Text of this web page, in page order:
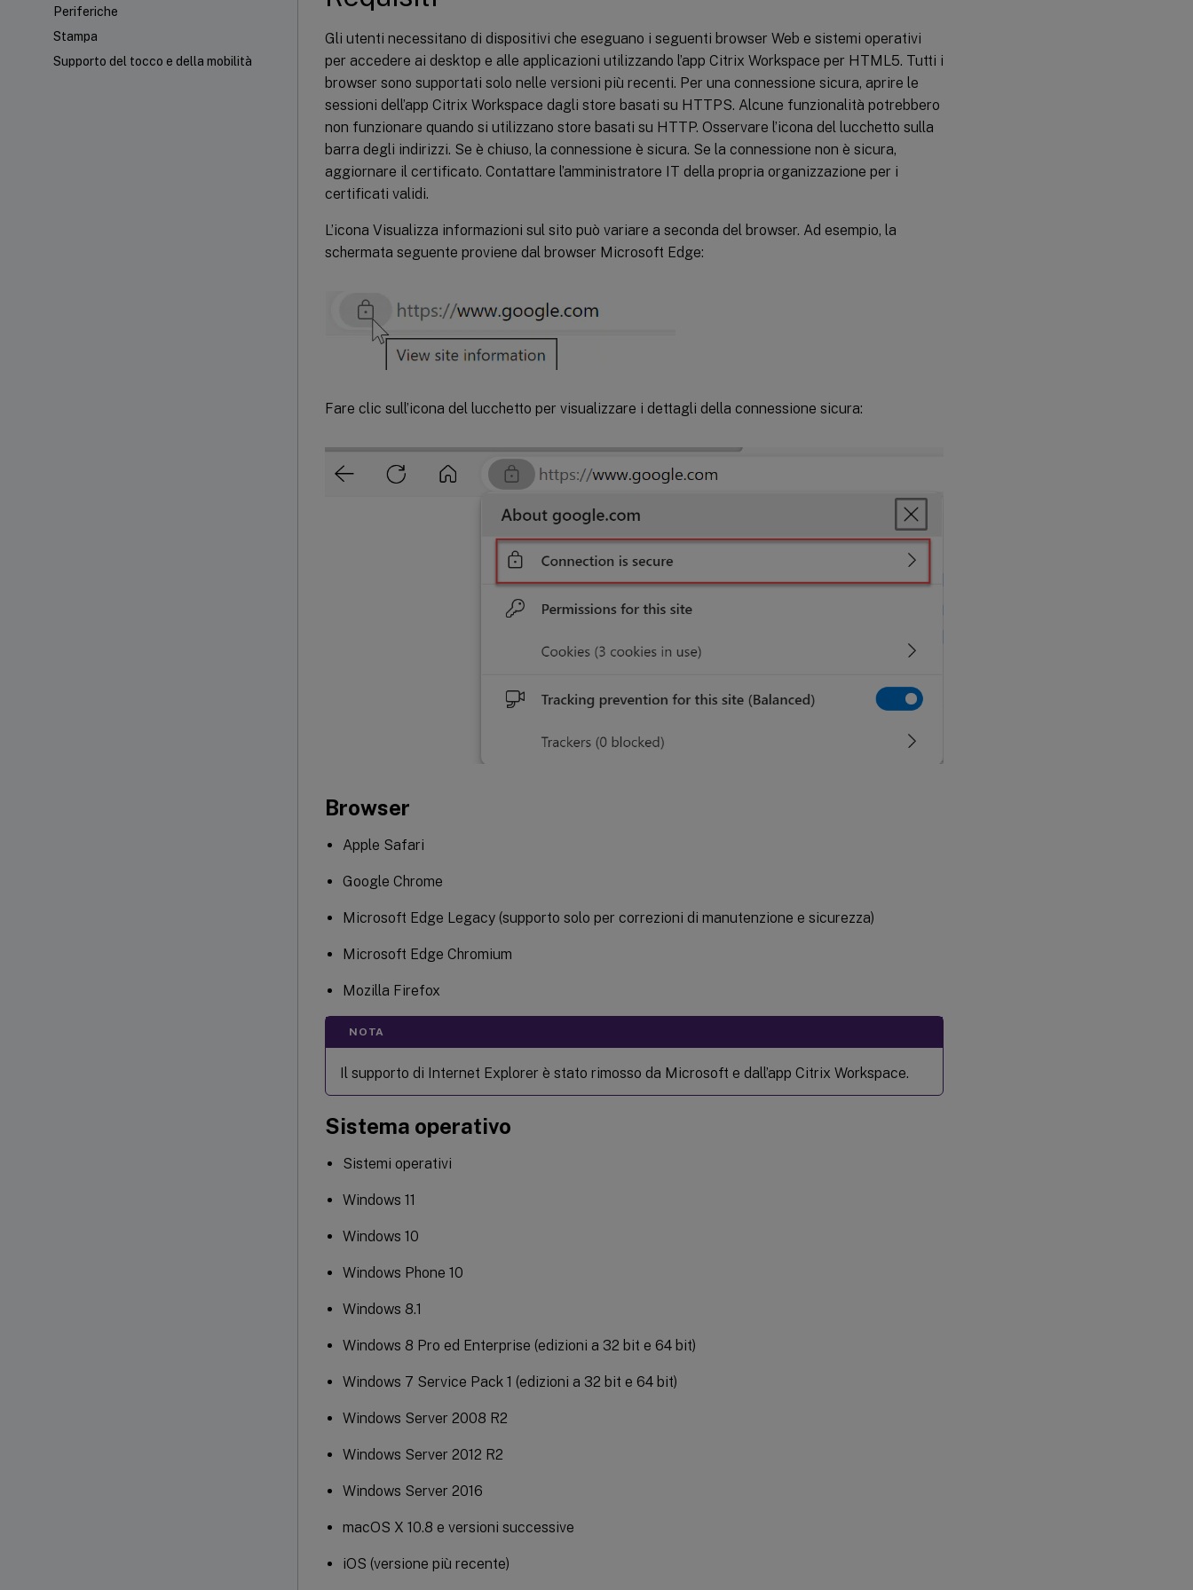
Periferiche
Stampa
Supporto del tocco e della mobilità
Gli utenti necessitano di dispositivi che eseguano i seguenti browser Web e sistemi operativi
per accedere ai desktop e alle applicazioni utilizzando l’app Citrix Workspace per HTML5. Tutti i
browser sono supportati solo nelle versioni più recenti. Per una connessione sicura, aprire le
sessioni dell’app Citrix Workspace dagli store basati su HTTPS. Alcune funzionalità potrebbero
non funzionare quando si utilizzano store basati su HTTP. Osservare l’icona del lucchetto sulla
barra degli indirizzi. Se è chiuso, la connessione è sicura. Se la connessione non è sicura,
aggiornare il certificato. Contattare l’amministratore IT della propria organizzazione per i
certificati validi.
L’icona Visualizza informazioni sul sito può variare a seconda del browser. Ad esempio, la
schermata seguente proviene dal browser Microsoft Edge:
Fare clic sull’icona del lucchetto per visualizzare i dettagli della connessione sicura:
Browser
Apple Safari
Google Chrome
Microsoft Edge Legacy (supporto solo per correzioni di manutenzione e sicurezza)
Microsoft Edge Chromium
Mozilla Firefox
NOTA
Il supporto di Internet Explorer è stato rimosso da Microsoft e dall’app Citrix Workspace.
Sistema operativo
Sistemi operativi
Windows 11
Windows 10
Windows Phone 10
Windows 8.1
Windows 8 Pro ed Enterprise (edizioni a 32 bit e 64 bit)
Windows 7 Service Pack 1 (edizioni a 32 bit e 64 bit)
Windows Server 2008 R2
Windows Server 2012 R2
Windows Server 2016
macOS X 10.8 e versioni successive
iOS (versione più recente)